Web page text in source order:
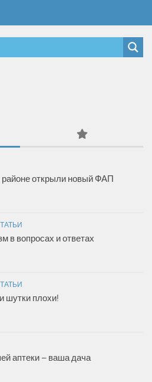
открыли новый ФАП
в вопросах и ответах
шутки плохи!
аптеки – ваша дача